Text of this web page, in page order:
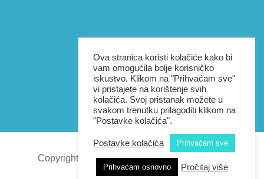

+385976038801
Copyright 2026 | Sva prava pridržana |
dizajn
Ova stranica koristi kolačiće kako bi
vam omogućila bolje korisničko
iskustvo. Klikom na "Prihvaćam sve"
vi pristajete na korištenje svih
kolačića. Svoj pristanak možete u
svakom trenutku prilagoditi klikom na
"Postavke kolačića".
Postavke kolačića Prihvaćam sve
Prihvaćam osnovno Pročitaj više